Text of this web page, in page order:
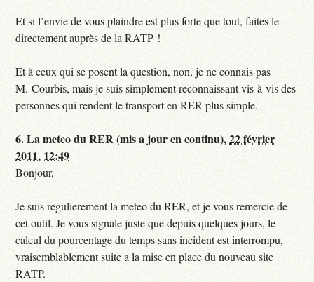
Et si l’envie de vous plaindre est plus forte que tout, faites le
directement auprès de la RATP !
Et à ceux qui se posent la question, non, je ne connais pas
M. Courbis, mais je suis simplement reconnaissant vis-à-vis des
personnes qui rendent le transport en RER plus simple.
6.La meteo du RER (mis a jour en continu),22 février
2011, 12:49
Bonjour,
Je suis regulierement la meteo du RER, et je vous remercie de
cet outil. Je vous signale juste que depuis quelques jours, le
calcul du pourcentage du temps sans incident est interrompu,
vraisemblablement suite a la mise en place du nouveau site
RATP.